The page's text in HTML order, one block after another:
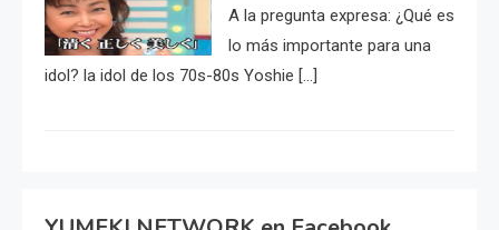
A la pregunta expresa: ¿Qué es
lo más importante para una
idol? la idol de los 70s-80s Yoshie […]